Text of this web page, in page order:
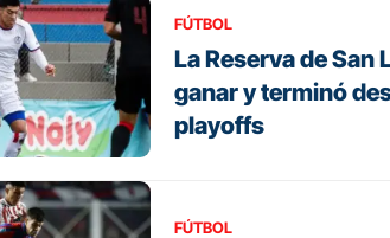
FÚTBOL
La Reserva de San
ganar y terminó
playoffs
FÚTBOL